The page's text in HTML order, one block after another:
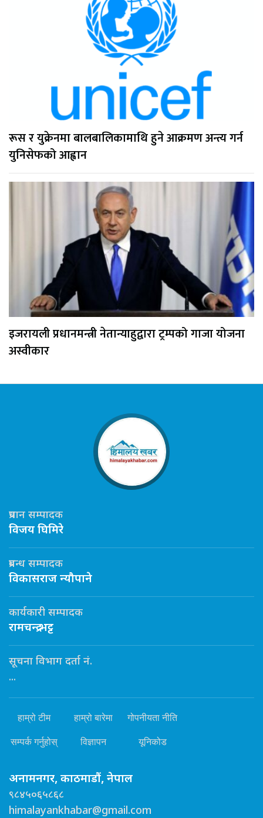
रूस र युक्रेनमा बालबालिकामाथि हुने आक्रमण अन्त्य गर्न
युनिसेफको आह्वान
इजरायली प्रधानमन्त्री नेतान्याहुद्वारा ट्रम्पको गाजा योजना
अस्वीकार
प्रधान सम्पादक
विजय घिमिरे
प्रबन्ध सम्पादक
विकासराज न्यौपाने
कार्यकारी सम्पादक
रामचन्द्र भट्ट
सूचना विभाग दर्ता नं.
...
हाम्रो टीम हाम्रो बारेमा गोपनीयता नीति
सम्पर्क गर्नुहोस् विज्ञापन यूनिकोड
अनामनगर, काठमाडौं, नेपाल
९८४५०६५८६८
himalayankhabar@gmail.com